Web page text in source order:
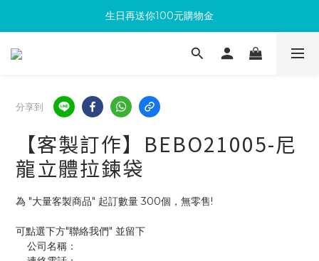
滿300回饋10%購物金
生日再送你100元購物金
加入成為新會員 馬上領取50元購物金
分享到
【客製訂作】BEBO21005-尼
龍立體拉鍊袋
為 "大量客製商品" 起訂數量 300個，無零售!
可點選下方"聯絡我們" 並留下
    公司名稱：